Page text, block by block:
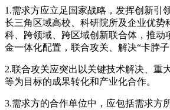
1.需求方应立足国家战略，发挥创新引
长三角区域高校、科研院所及企业优势
科、跨领域、跨区域创新联合体，推动
金一体化配置，联合攻关、解决“卡脖子
2.联合攻关应突出以关键技术解决、重
等为目标的成果转化和产业化合作。
3.需求方的合作单位中，应包括需求方